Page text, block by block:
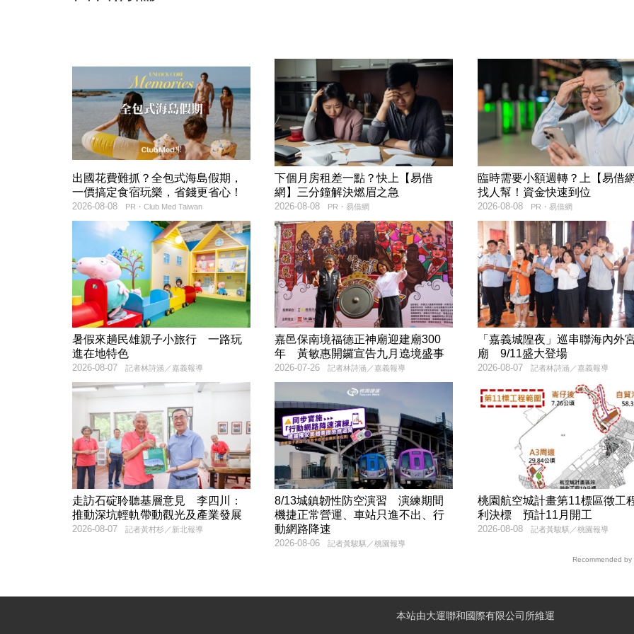
出國花費難抓？全包式海島假期，
一價搞定食宿玩樂，省錢更省心！
PR・Club Med Taiwan
2026-08-08
下個月房租差一點？快上【易借
網】三分鐘解決燃眉之急
PR・易借網
2026-08-08
臨時需要小額週轉？上【易借
找人幫！資金快速到位
PR・易借網
2026-08-08
暑假來趟民雄親子小旅行 一路玩
進在地特色
記者林詩涵／嘉義報導
2026-08-07
嘉邑保南境福德正神廟迎建廟300
年 黃敏惠開鑼宣告九月遶境盛事
記者林詩涵／嘉義報導
2026-07-26
「嘉義城隍夜」巡串聯海內外
廟 9/11盛大登場
記者林詩涵／嘉義報導
2026-08-07
走訪石碇聆聽基層意見 李四川：
推動深坑輕軌帶動觀光及產業發展
記者黃村杉／新北報導
2026-08-07
8/13城鎮韌性防空演習 演練期間
機捷正常營運、車站只進不出、行
動網路降速
記者黃駿騏／桃園報導
2026-08-06
桃園航空城計畫第11標區徵工
利決標 預計11月開工
記者黃駿騏／桃園報導
2026-08-08
Recommended by
本站由大運聯和國際有限公司所維運